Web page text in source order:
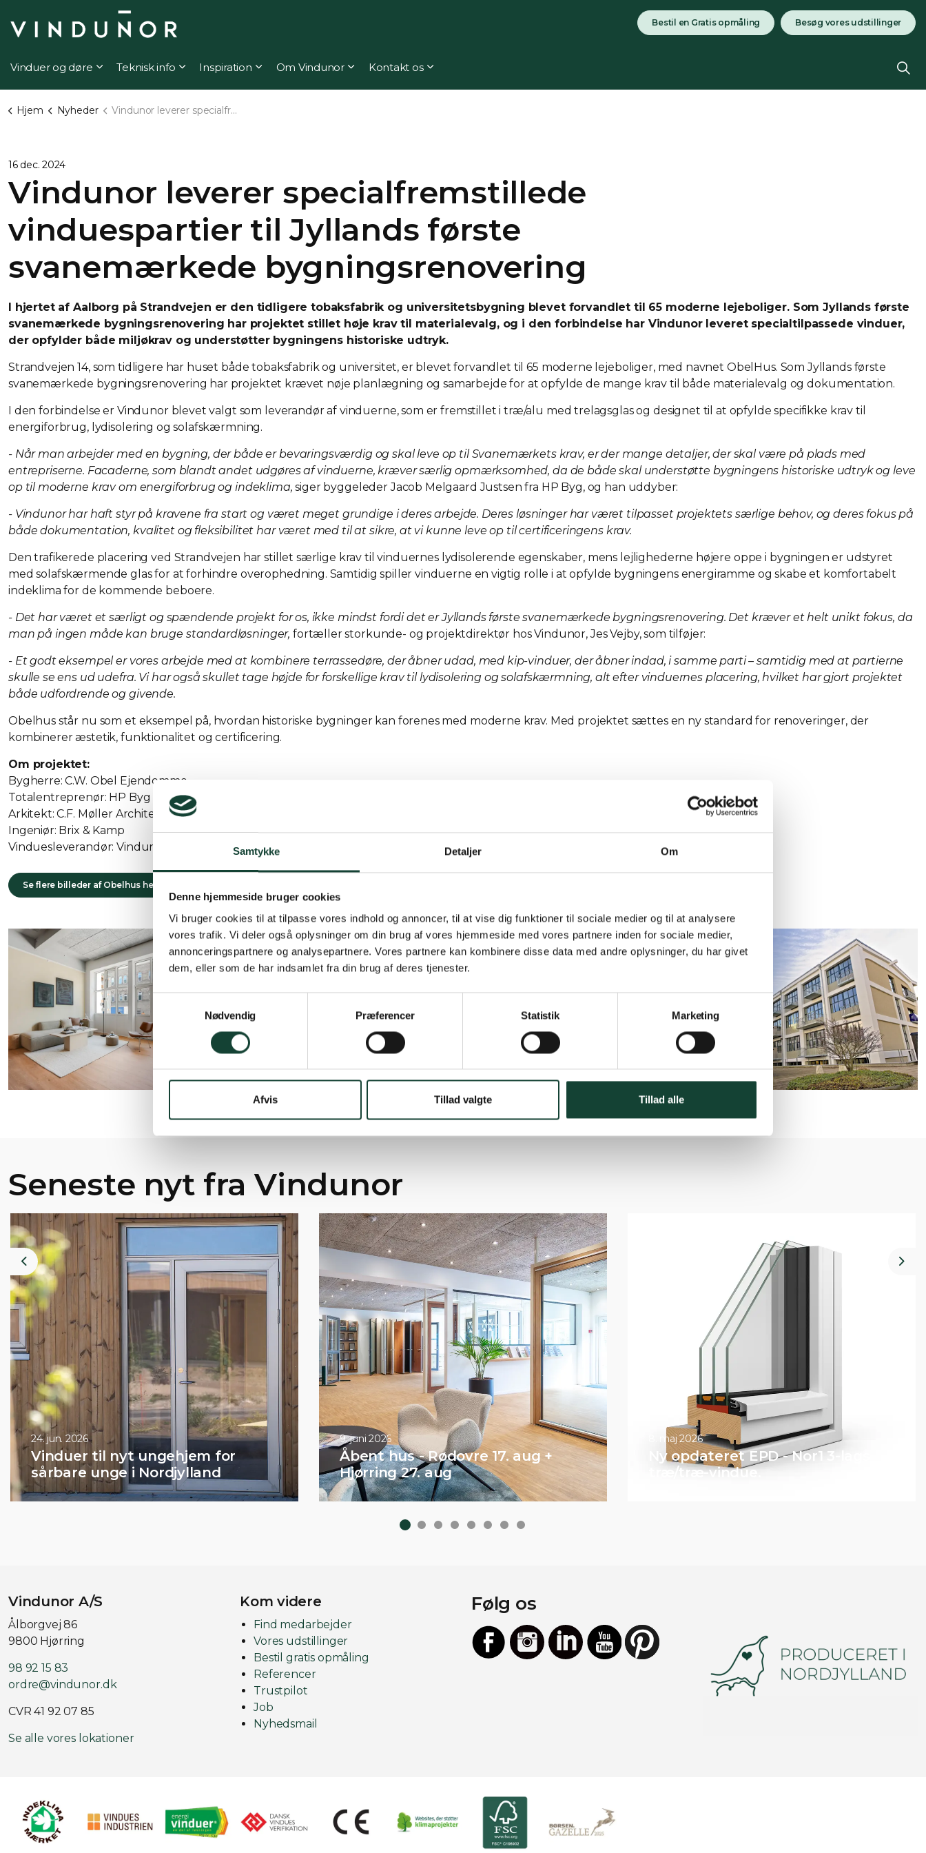
Samtykke Detaljer Om
Denne hjemmeside bruger cookies
Vi bruger cookies til at tilpasse vores indhold og annoncer, til at vise dig funktioner til sociale medier og til at analysere
vores trafik. Vi deler også oplysninger om din brug af vores hjemmeside med vores partnere inden for sociale medier,
annonceringspartnere og analysepartnere. Vores partnere kan kombinere disse data med andre oplysninger, du har givet
dem, eller som de har indsamlet fra din brug af deres tjenester.
Nødvendig
Præferencer Statistik Marketing
Afvis Tillad valgte Tillad alle
Vinduer og døre Teknisk info Inspiration Om Vindunor Kontakt os
Bestil en Gratis opmåling Besøg vores udstillinger
Hjem Nyheder Vindunor leverer specialfremstillede vinduespartier til Jyllands første svanemærkede bygningsrenovering
16 dec. 2024
Vindunor leverer specialfremstillede
vinduespartier til Jyllands første
svanemærkede bygningsrenovering
I hjertet af Aalborg på Strandvejen er den tidligere tobaksfabrik og universitetsbygning blevet forvandlet til 65 moderne lejeboliger. Som Jyllands første
svanemærkede bygningsrenovering har projektet stillet høje krav til materialevalg, og i den forbindelse har Vindunor leveret specialtilpassede vinduer,
der opfylder både miljøkrav og understøtter bygningens historiske udtryk.
Strandvejen 14, som tidligere har huset både tobaksfabrik og universitet, er blevet forvandlet til 65 moderne lejeboliger, med navnet ObelHus. Som Jyllands første
svanemærkede bygningsrenovering har projektet krævet nøje planlægning og samarbejde for at opfylde de mange krav til både materialevalg og dokumentation.
I den forbindelse er Vindunor blevet valgt som leverandør af vinduerne, som er fremstillet i træ/alu med trelagsglas og designet til at opfylde specifikke krav til
energiforbrug, lydisolering og solafskærmning.
- Når man arbejder med en bygning, der både er bevaringsværdig og skal leve op til Svanemærkets krav, er der mange detaljer, der skal være på plads med
entrepriserne. Facaderne, som blandt andet udgøres af vinduerne, kræver særlig opmærksomhed, da de både skal understøtte bygningens historiske udtryk og leve
op til moderne krav om energiforbrug og indeklima, siger byggeleder Jacob Melgaard Justsen fra HP Byg, og han uddyber:
- Vindunor har haft styr på kravene fra start og været meget grundige i deres arbejde. Deres løsninger har været tilpasset projektets særlige behov, og deres fokus på
både dokumentation, kvalitet og fleksibilitet har været med til at sikre, at vi kunne leve op til certificeringens krav.
Den trafikerede placering ved Strandvejen har stillet særlige krav til vinduernes lydisolerende egenskaber, mens lejlighederne højere oppe i bygningen er udstyret
med solafskærmende glas for at forhindre overophedning. Samtidig spiller vinduerne en vigtig rolle i at opfylde bygningens energiramme og skabe et komfortabelt
indeklima for de kommende beboere.
- Det har været et særligt og spændende projekt for os, ikke mindst fordi det er Jyllands første svanemærkede bygningsrenovering. Det kræver et helt unikt fokus, da
man på ingen måde kan bruge standardløsninger, fortæller storkunde- og projektdirektør hos Vindunor, Jes Vejby, som tilføjer:
- Et godt eksempel er vores arbejde med at kombinere terrassedøre, der åbner udad, med kip-vinduer, der åbner indad, i samme parti – samtidig med at partierne
skulle se ens ud udefra. Vi har også skullet tage højde for forskellige krav til lydisolering og solafskærmning, alt efter vinduernes placering, hvilket har gjort projektet
både udfordrende og givende.
Obelhus står nu som et eksempel på, hvordan historiske bygninger kan forenes med moderne krav. Med projektet sættes en ny standard for renoveringer, der
kombinerer æstetik, funktionalitet og certificering.
Om projektet:
Bygherre: C.W. Obel Ejendomme
Totalentreprenør: HP Byg
Arkitekt: C.F. Møller Architects
Ingeniør: Brix & Kamp
Vinduesleverandør: Vindunor
Se flere billeder af Obelhus her
Seneste nyt fra Vindunor
Previous
24. jun. 2026
Vinduer til nyt ungehjem for
sårbare unge i Nordjylland
9. juni 2026
Åbent hus - Rødovre 17. aug +
Hjørring 27. aug
8. maj 2026
Ny opdateret EPD - Nor1 3-lags
træ/træ-vindue.
Vindunor A/S
Ålborgvej 86
9800 Hjørring
98 92 15 83
ordre@vindunor.dk
CVR 41 92 07 85
Se alle vores lokationer
Kom videre
Find medarbejder
Vores udstillinger
Bestil gratis opmåling
Referencer
Trustpilot
Job
Nyhedsmail
Følg os
https://dk.pinterest.com/vindunor/